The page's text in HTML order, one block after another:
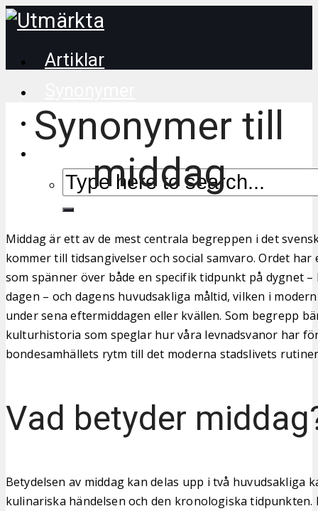
Artiklar
Korsordstips
Synonymer till
middag
Middag är ett av de mest centrala begreppen i det
kommer till tidsangivelser och social samvaro. Ordet
som spänner över både en specifik tidpunkt på dygnet –
dagen – och dagens huvudsakliga måltid, vilken i
under sena eftermiddagen eller kvällen. Som begrepp
kulturhistoria som speglar hur våra levnadsvanor har
bondesamhällets rytm till det moderna stadslivets
Vad betyder
Betydelsen av middag kan delas upp i två huvudsakliga
kulinariska händelsen och den kronologiska tidpunkten.